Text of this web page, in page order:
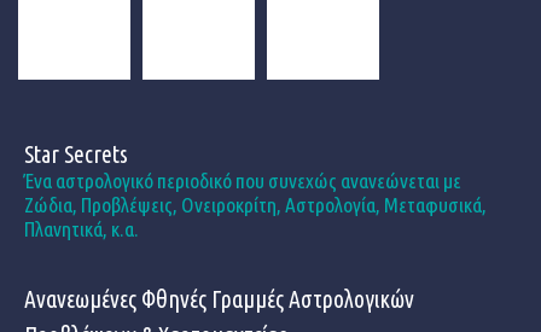
Star Secrets
Ένα αστρολογικό περιοδικό που συνεχώς ανανεώνεται με
Ζώδια, Προβλέψεις, Ονειροκρίτη, Αστρολογία, Μεταφυσικά,
Πλανητικά, κ.α.
Ανανεωμένες Φθηνές Γραμμές Αστρολογικών